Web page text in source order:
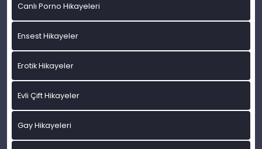
Canlı Porno Hikayeleri
Ensest Hikayeler
Erotik Hikayeler
Evli Çift Hikayeler
Gay Hikayeleri